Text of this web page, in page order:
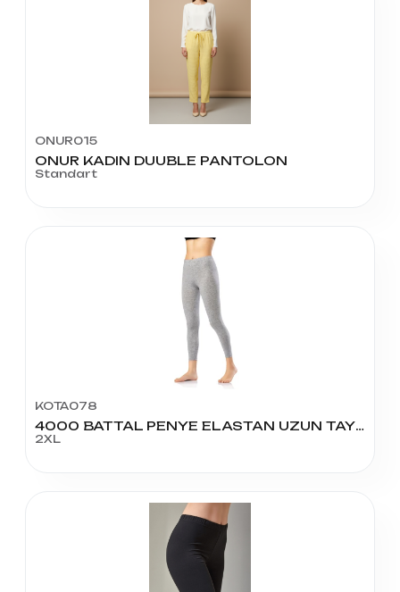
ONUR015
ONUR KADIN DUUBLE PANTOLON
Standart
KOTA078
4000 BATTAL PENYE ELASTAN UZUN TAYT
2XL